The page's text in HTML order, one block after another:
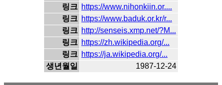
링크 https://www.nihonkiin.or....
링크 https://www.baduk.or.kr/r...
링크 http://senseis.xmp.net/?M...
링크 https://zh.wikipedia.org/...
링크 https://ja.wikipedia.org/...
생년월일
1987-12-24